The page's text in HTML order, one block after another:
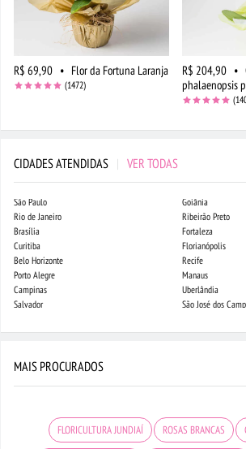
R$ 69,90 • Flor da Fortuna Laranja
(1472)
R$ 204,90 •
phalaenopsis
CIDADES ATENDIDAS | VER TODAS
São Paulo
Rio de Janeiro
Brasília
Curitiba
Belo Horizonte
Porto Alegre
Campinas
Salvador
Goiânia
Ribeirão Preto
Fortaleza
Florianópolis
Recife
Manaus
Uberlândia
São José dos
MAIS PROCURADOS
FLORICULTURA JUNDIAÍ ROSAS BRANCAS